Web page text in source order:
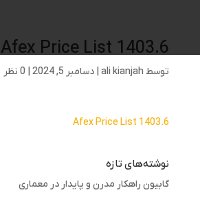
Afex Price List 1403.6
توسط ali kianjah
| دسامبر 5, 2024 | 0 نظر
Afex Price List 1403.6
نوشته‌های تازه
گابیون راهکار مدرن و پایدار در معماری